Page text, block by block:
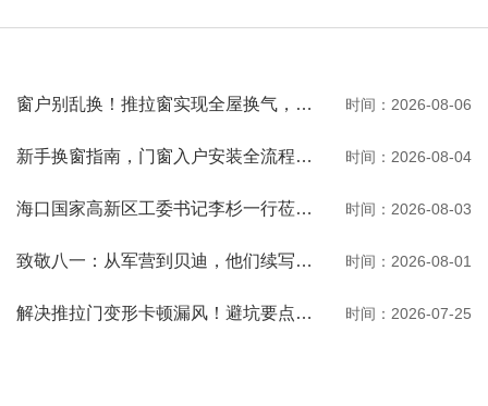
窗户别乱换！推拉窗实现全屋换气，观景通风两不误 时间：2026-08-06
新手换窗指南，门窗入户安装全流程一次性讲清 时间：2026-08-04
海口国家高新区工委书记李杉一行莅临河南贝迪考察交流 时间：2026-08-03
致敬八一：从军营到贝迪，他们续写荣光 时间：2026-08-01
解决推拉门变形卡顿漏风！避坑要点与选购秘诀 时间：2026-07-25